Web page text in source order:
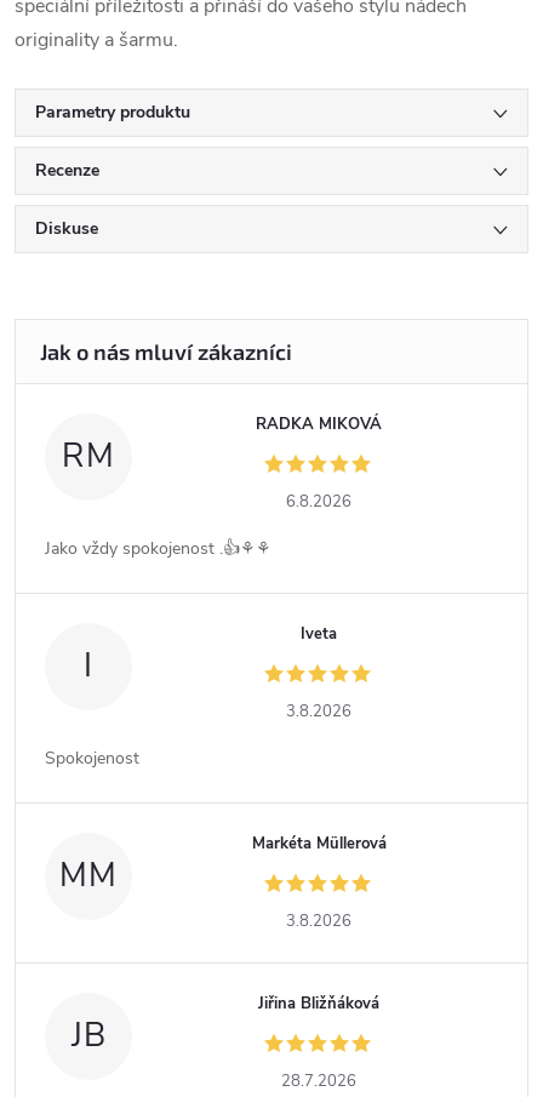
speciální příležitosti a přináší do vašeho stylu nádech
originality a šarmu.
Parametry produktu
Recenze
Diskuse
RM
RADKA MIKOVÁ
6.8.2026
Jako vždy spokojenost .👍⚘️⚘️
I
Iveta
3.8.2026
Spokojenost
MM
Markéta Müllerová
3.8.2026
JB
Jiřina Bližňáková
28.7.2026